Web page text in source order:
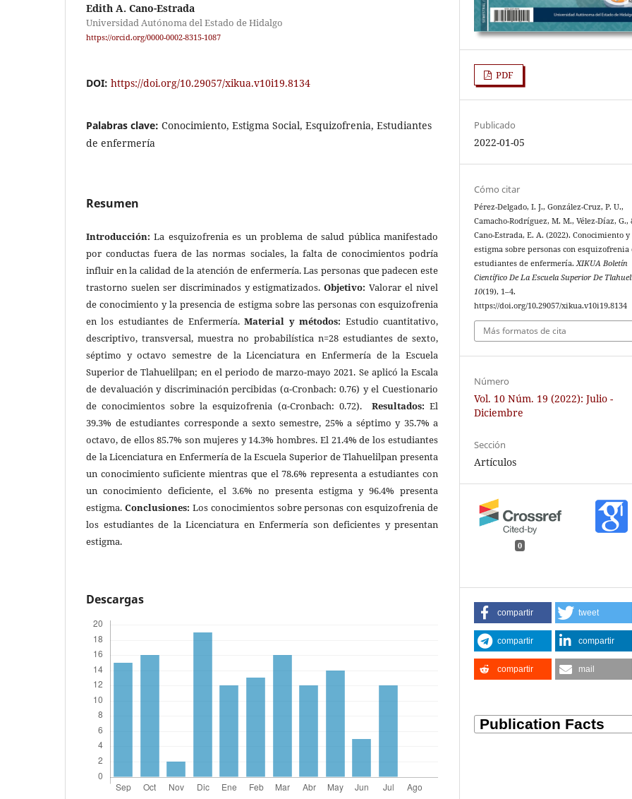
Edith A. Cano-Estrada
Universidad Autónoma del Estado de Hidalgo
https://orcid.org/0000-0002-8315-1087
DOI: https://doi.org/10.29057/xikua.v10i19.8134
Palabras clave: Conocimiento, Estigma Social, Esquizofrenia, Estudiantes
de enfermería
Resumen
Introducción: La esquizofrenia es un problema de salud pública manifestado
por conductas fuera de las normas sociales, la falta de conocimientos podría
influir en la calidad de la atención de enfermería. Las personas que padecen este
trastorno suelen ser discriminados y estigmatizados.Objetivo: Valorar el nivel
de conocimiento y la presencia de estigma sobre las personas con esquizofrenia
en los estudiantes de Enfermería.Material y métodos: Estudio cuantitativo,
descriptivo, transversal, muestra no probabilística n=28 estudiantes de sexto,
séptimo y octavo semestre de la Licenciatura en Enfermería de la Escuela
Superior de Tlahuelilpan; en el periodo de marzo-mayo 2021. Se aplicó la Escala
de devaluación y discriminación percibidas (α-Cronbach: 0.76) y el Cuestionario
de conocimientos sobre la esquizofrenia (α-Cronbach: 0.72). Resultados: El
39.3% de estudiantes corresponde a sexto semestre, 25% a séptimo y 35.7% a
octavo, de ellos 85.7% son mujeres y 14.3% hombres. El 21.4% de los estudiantes
de la Licenciatura en Enfermería de la Escuela Superior de Tlahuelilpan presenta
un conocimiento suficiente mientras que el 78.6% representa a estudiantes con
un conocimiento deficiente, el 3.6% no presenta estigma y 96.4% presenta
estigma. Conclusiones: Los conocimientos sobre personas con esquizofrenia de
los estudiantes de la Licenciatura en Enfermería son deficientes y presentan
estigma.
Descargas
PDF
Publicado
2022-01-05
Cómo citar
Pérez-Delgado, I. J., González-Cruz, P. U.,
Camacho-Rodríguez, M. M., Vélez-Díaz, G.,
Cano-Estrada, E. A. (2022). Conocimiento y
estigma sobre personas con esquizofrenia
estudiantes de enfermería.XIKUA Boletín
Científico De La Escuela Superior De
10(19), 1–4.
https://doi.org/10.29057/xikua.v10i19.8134
Más formatos de cita
Número
Vol. 10 Núm. 19 (2022): Julio -
Diciembre
Sección
Artículos
0
compartir tweet
compartir compartir
compartir mail